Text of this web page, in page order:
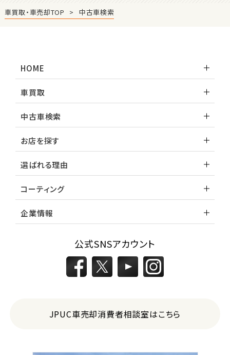
車買取・車売却TOP 中古車検索
HOME
車買取
中古車検索
お店を探す
選ばれる理由
コーティング
企業情報
公式SNSアカウント
JPUC車売却消費者相談室はこちら